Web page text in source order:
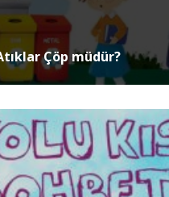
Çöp müdür?